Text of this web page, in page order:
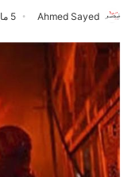
Ahmed Sayed 5 مايو، 2020